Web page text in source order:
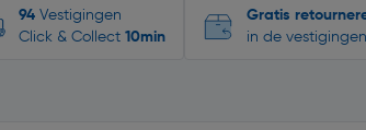
94 Vestigingen
Click & Collect 10min
Gratis
in de vestigingen